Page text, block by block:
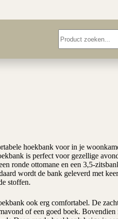
resultaten
hoekbank voor in je
is perfect voor gezellige
ronde ottomane en een 3,5-
wordt de bank geleverd met
stoffen.
ook erg comfortabel. De
of een goed boek.